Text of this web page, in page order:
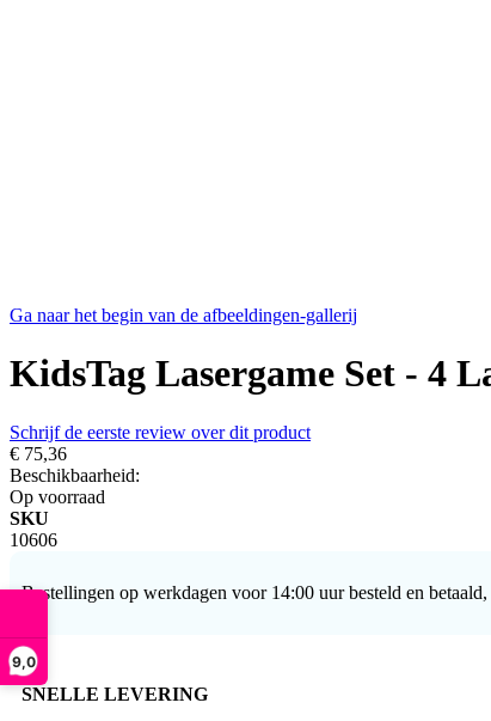
9,0
Ga naar het begin van de afbeeldingen-gallerij
KidsTag Lasergame Set - 4
Schrijf de eerste review over dit product
€ 75,36
Beschikbaarheid:
Op voorraad
SKU
10606
Bestellingen op werkdagen voor 14:00 uur besteld en
SNELLE LEVERING